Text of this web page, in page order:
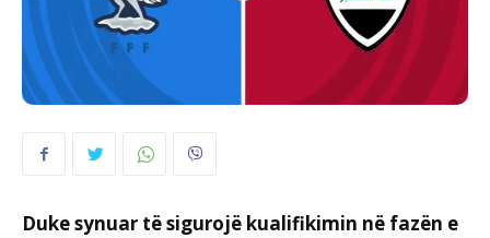
Duke synuar të sigurojë kualifikimin në fazën e